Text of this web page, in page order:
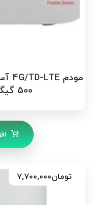
500 گیگ اینترنت یکساله
تومان۷,۷۰۰,۰۰۰